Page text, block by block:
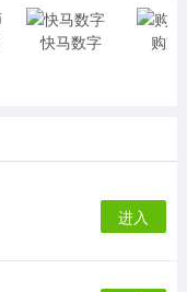
快马数字 购宜
进入